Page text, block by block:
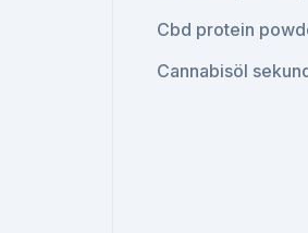
Cbd protein
Cannabisöl